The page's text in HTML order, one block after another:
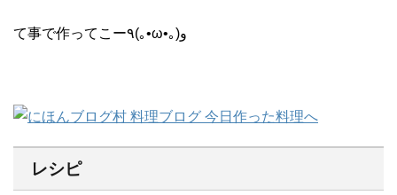
て事で作ってこー٩(｡•ω•｡)و
レシピ